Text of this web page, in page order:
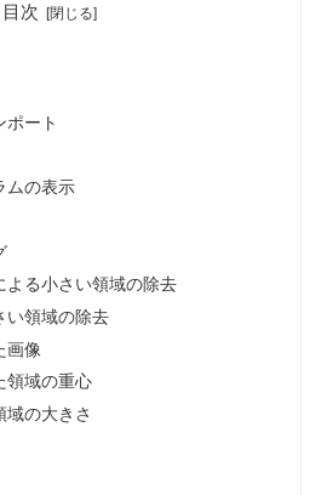
目次
ポート
ムの表示
よる小さい領域の除去
い領域の除去
画像
領域の重心
域の大きさ